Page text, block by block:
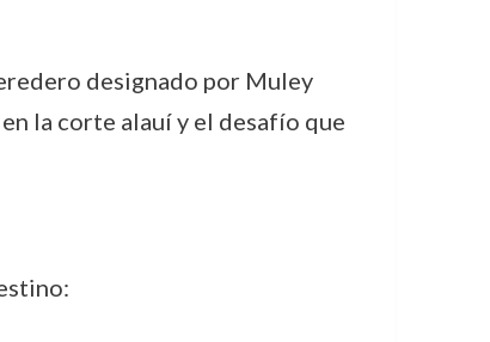
designado por Muley
la corte alauí y el desafío que